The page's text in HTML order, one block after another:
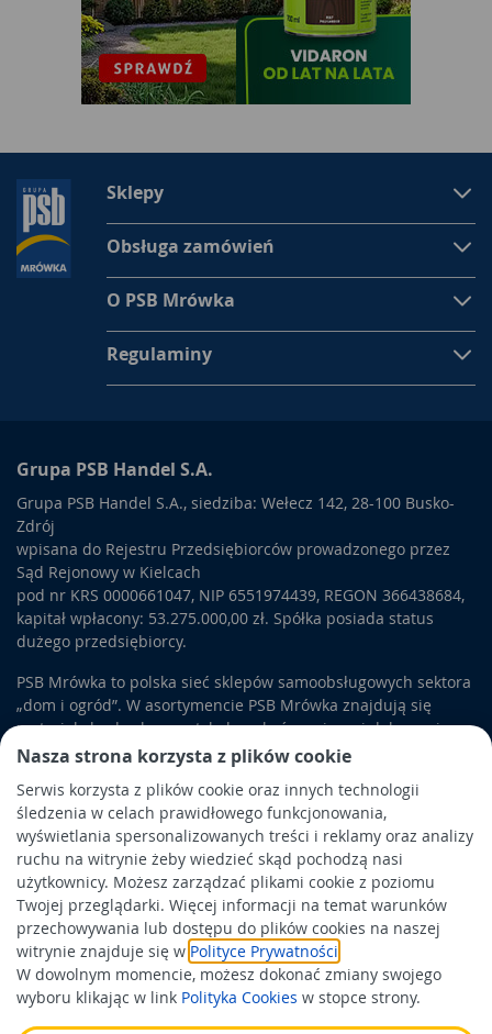
Nasza strona korzysta z plików cookie
Serwis korzysta z plików cookie oraz innych technologii
śledzenia w celach prawidłowego funkcjonowania,
wyświetlania spersonalizowanych treści i reklamy oraz analizy
ruchu na witrynie żeby wiedzieć skąd pochodzą nasi
użytkownicy. Możesz zarządzać plikami cookie z poziomu
Twojej przeglądarki. Więcej informacji na temat warunków
przechowywania lub dostępu do plików cookies na naszej
witrynie znajduje się w Polityce Prywatności
W dowolnym momencie, możesz dokonać zmiany swojego
wyboru klikając w link Polityka Cookies w stopce strony.
Sklepy
Obsługa zamówień
O PSB Mrówka
Regulaminy
Grupa PSB Handel S.A.
Grupa PSB Handel S.A., siedziba: Wełecz 142, 28-100 Busko-
Zdrój
wpisana do Rejestru Przedsiębiorców prowadzonego przez
Sąd Rejonowy w Kielcach
pod nr KRS 0000661047, NIP 6551974439, REGON 366438684,
kapitał wpłacony: 53.275.000,00 zł. Spółka posiada status
dużego przedsiębiorcy.
PSB Mrówka to polska sieć sklepów samoobsługowych sektora
„dom i ogród”. W asortymencie PSB Mrówka znajdują się
materiały budowlane, artykuły wykończeniowe i dekoracyjne,
wyposażenie łazienek i kuchni, elektronarzędzia, a także
artykuły związane z ogrodem i otoczeniem domu.
Obowiązek informacyjny
Polityka prywatności
Polityka Cookies
Odbiór zużytego sprzętu
Wspierają nas: